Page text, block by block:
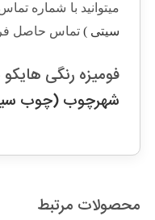
میتوانید با شماره
سیتی ) تماس حاصل
فومیزه رنگی هایکو 4070 را از فروشگاه
شهرچوب (چوب
محصولات مرتبط